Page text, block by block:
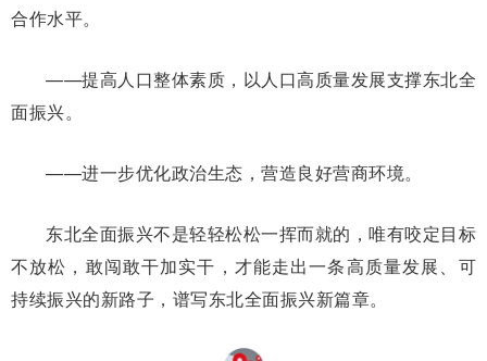
合作水平。
——提高人口整体素质，以人口高质量发展支撑东北全
面振兴。
——进一步优化政治生态，营造良好营商环境。
东北全面振兴不是轻轻松松一挥而就的，唯有咬定目标
不放松，敢闯敢干加实干，才能走出一条高质量发展、可
持续振兴的新路子，谱写东北全面振兴新篇章。